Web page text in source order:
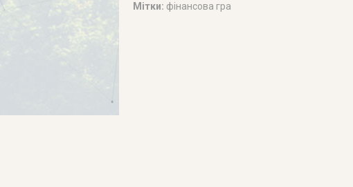
Мітки: фінансова гра